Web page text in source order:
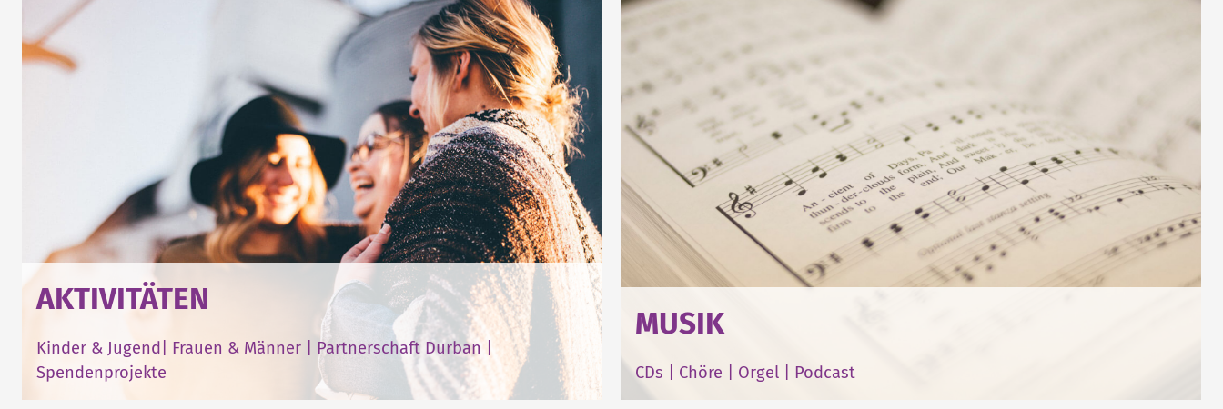
AKTIVITÄTEN
Kinder & Jugend Frauen & Männer Partnerschaft Durban
Spendenprojekte
MUSIK
CDs Chöre Orgel Podcast